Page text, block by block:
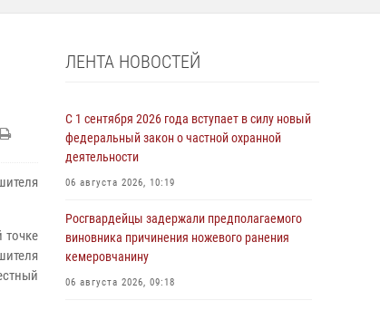
точке
ЛЕНТА НОВОСТЕЙ
С 1 сентября 2026 года вступает в силу новый
федеральный закон о частной охранной
деятельности
06 августа 2026, 10:19
Росгвардейцы задержали предполагаемого
виновника причинения ножевого ранения
кемеровчанину
06 августа 2026, 09:18